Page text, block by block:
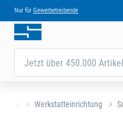
Nur für Gewerbetreibende
Jetzt über 450.000
Werkstatteinrichtung